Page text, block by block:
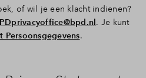
of wil je een klacht indienen?
. Je kunt
Persoonsgegevens.